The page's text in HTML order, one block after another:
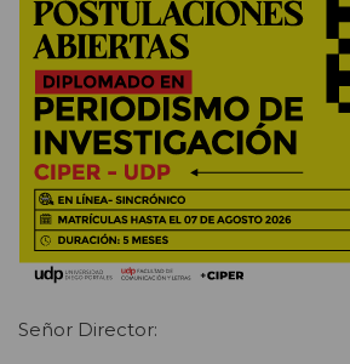
Señor Director: